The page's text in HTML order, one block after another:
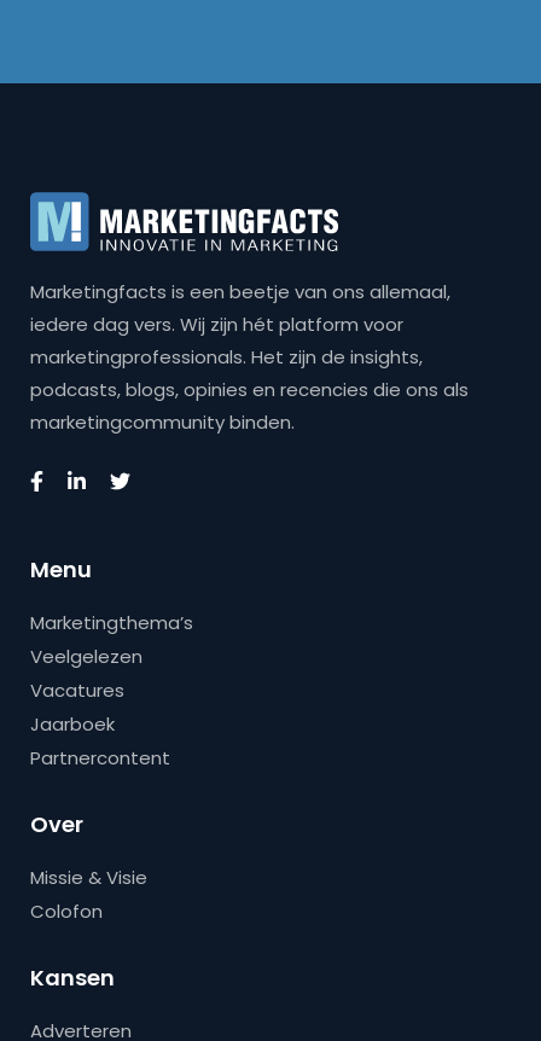
Marketingfacts is een beetje van ons allemaal,
iedere dag vers. Wij zijn hét platform voor
marketingprofessionals. Het zijn de insights,
podcasts, blogs, opinies en recencies die ons als
marketingcommunity binden.
Menu
Marketingthema’s
Veelgelezen
Vacatures
Jaarboek
Partnercontent
Over
Missie & Visie
Colofon
Kansen
Adverteren